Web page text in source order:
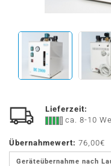
Lieferzeit:
ca. 8-10
Übernahmewert: 76,00€
Geräteübernahme nach